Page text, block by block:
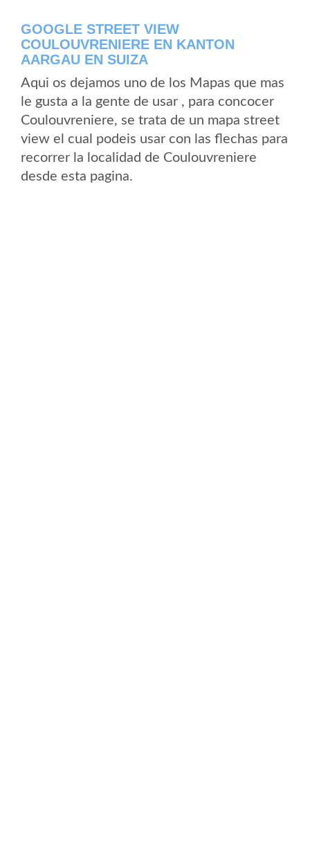
GOOGLE STREET VIEW
COULOUVRENIERE EN KANTON
AARGAU EN SUIZA
Aqui os dejamos uno de los Mapas que mas
le gusta a la gente de usar , para concocer
Coulouvreniere, se trata de un mapa street
view el cual podeis usar con las flechas para
recorrer la localidad de Coulouvreniere
desde esta pagina.